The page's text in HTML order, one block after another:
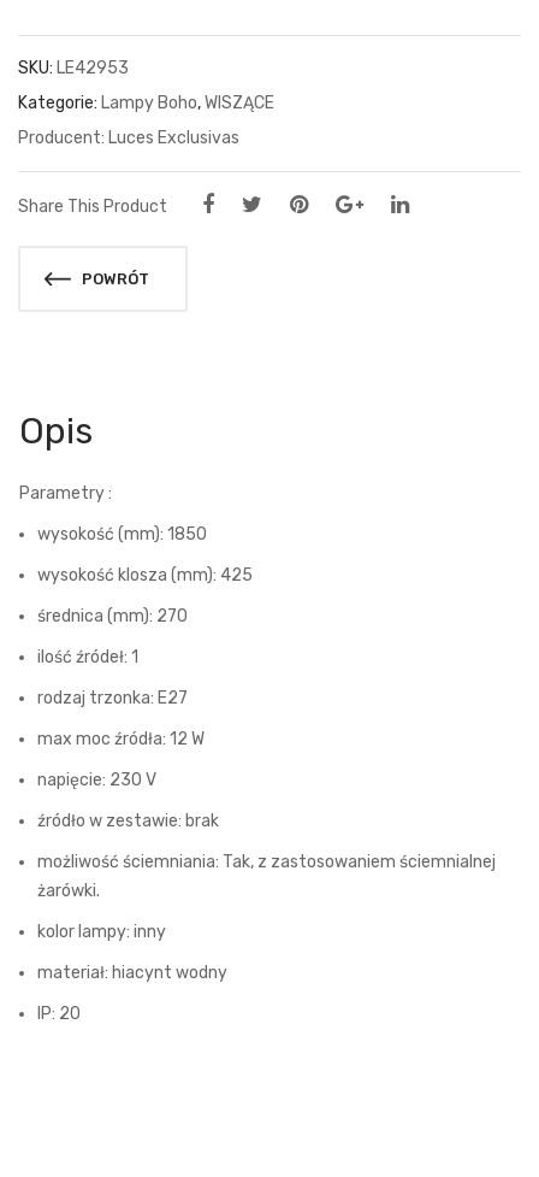
SKU: LE42953
Kategorie: Lampy Boho,WISZĄCE
Luces Exclusivas
Share This Product
POWRÓT
Opis
Parametry :
wysokość (mm): 1850
wysokość klosza (mm): 425
średnica (mm): 270
ilość źródeł: 1
rodzaj trzonka: E27
max moc źródła: 12 W
napięcie: 230 V
źródło w zestawie: brak
możliwość ściemniania: Tak, z zastosowaniem ściemnialnej
żarówki.
kolor lampy: inny
materiał: hiacynt wodny
IP: 20